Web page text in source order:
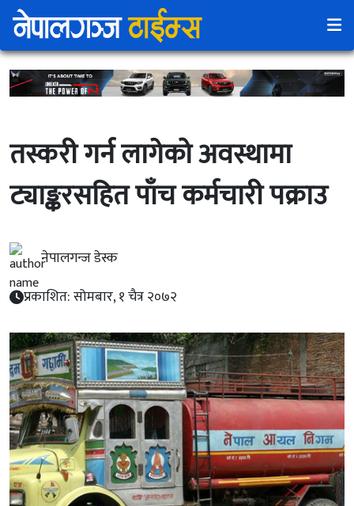
तस्करी गर्न लागेको अवस्थामा
ट्याङ्करसहित पाँच कर्मचारी पक्राउ
नेपालगन्ज डेस्क
प्रकाशित: सोमबार, १ चैत्र २०७२